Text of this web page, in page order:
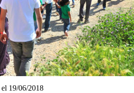
el 19/06/2018